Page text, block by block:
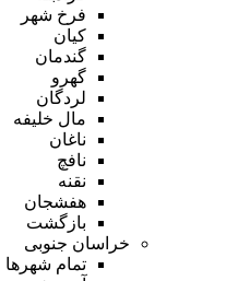
فرخ شهر
کیان
گندمان
گهرو
لردگان
مال خلیفه
ناغان
نافچ
نقنه
هفشجان
بازگشت
خراسان جنوبی
تمام شهر‌ها